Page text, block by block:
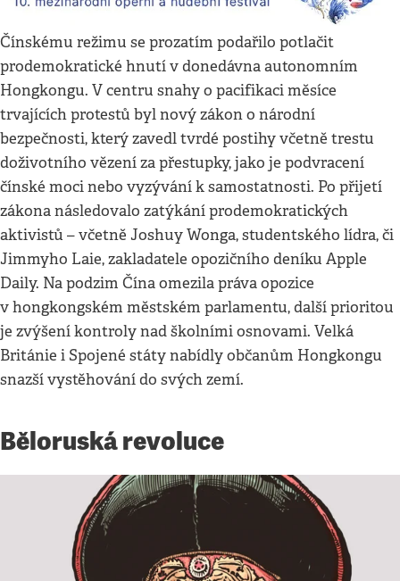
Čínskému režimu se prozatím podařilo potlačit
prodemokratické hnutí v donedávna autonomním
Hongkongu. V centru snahy o pacifikaci měsíce
trvajících protestů byl nový zákon o národní
bezpečnosti, který zavedl tvrdé postihy včetně trestu
doživotního vězení za přestupky, jako je podvracení
čínské moci nebo vyzývání k samostatnosti. Po přijetí
zákona následovalo zatýkání prodemokratických
aktivistů – včetně Joshuy Wonga, studentského lídra, či
Jimmyho Laie, zakladatele opozičního deníku Apple
Daily. Na podzim Čína omezila práva opozice
v hongkongském městském parlamentu, další prioritou
je zvýšení kontroly nad školními osnovami. Velká
Británie i Spojené státy nabídly občanům Hongkongu
snazší vystěhování do svých zemí.
Běloruská revoluce